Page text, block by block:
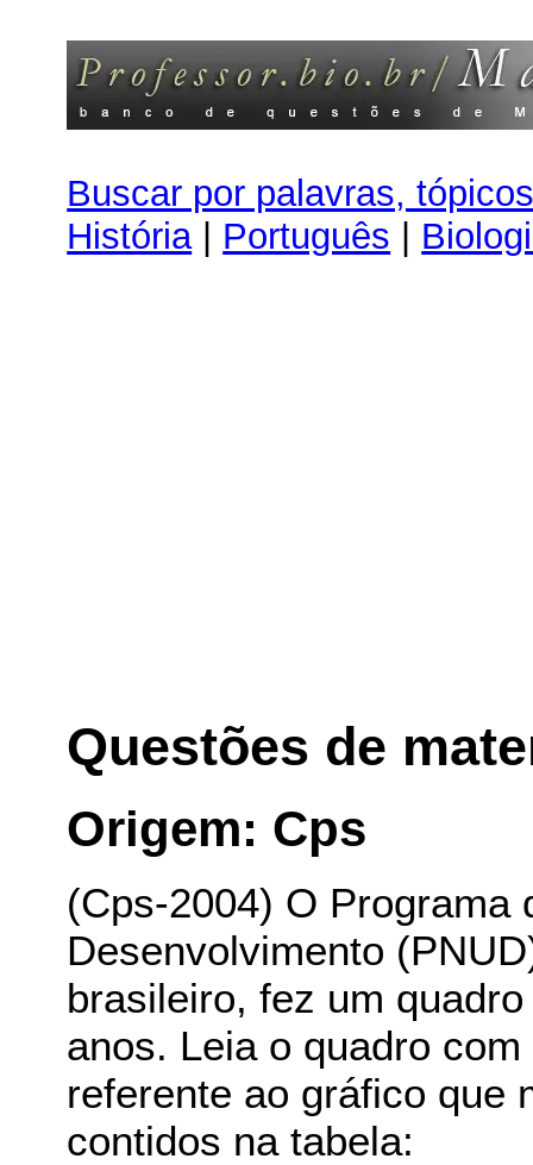
Buscar por palavras,
História| Português |
Questões de
Origem: Cps
(Cps-2004) O Programa
Desenvolvimento
brasileiro, fez um
anos. Leia o quadro
referente ao gráfico que
contidos na tabela: